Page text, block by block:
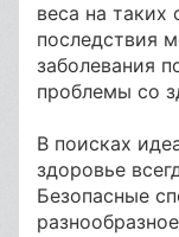
веса на таких
последствия
заболевания
проблемы со
В поисках
здоровье
Безопасные